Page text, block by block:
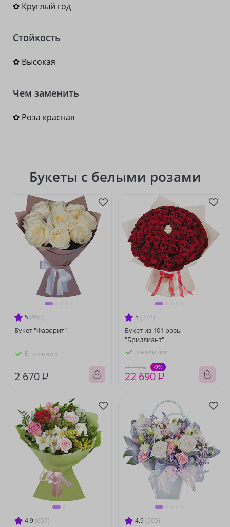
✿ Круглый год
Стойкость
✿ Высокая
Чем заменить
✿ Роза красная
Букеты с белыми розами
5 (960)
Букет "Фаворит"
В наличии
2 670 ₽
5 (273)
Букет из 101 розы
"Бриллиант"
В наличии
25 070 ₽ -9%
22 690 ₽
4.9 (657) 4.9 (505)